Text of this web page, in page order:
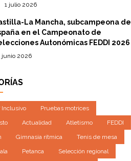
1 julio 2026
La Mancha, subcampeona de
en el Campeonato de
Autonómicas FEDDI 2026
junio 2026
Inclusivo
Pruebas motrices
Actualidad Atletismo
FEDDI
Gimnasia rítmica
Tenis de mesa
Petanca
Selección regional